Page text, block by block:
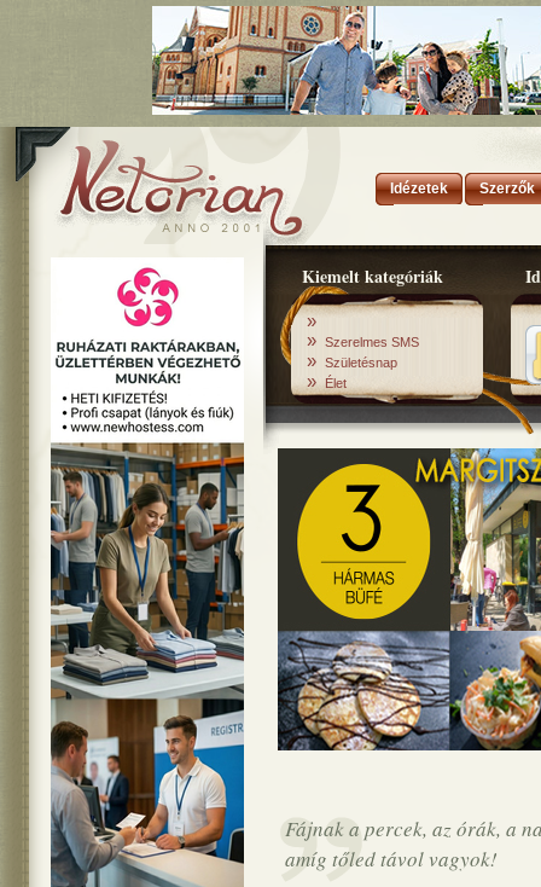
Idézetek Szerzők
Kiemelt kategóriák
»
» Szerelmes SMS
» Születésnap
» Élet
Fájnak a percek, az órák, a
amíg tőled távol vagyok!